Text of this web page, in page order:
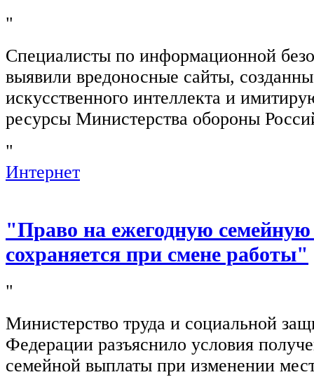
"
Специалисты по информационной
выявили вредоносные сайты,
искусственного интеллекта и
ресурсы Министерства обороны
"
Интернет
"Право на ежегодную
сохраняется при смене работы"
"
Министерство труда и социальной
Федерации разъяснило условия
семейной выплаты при изменении